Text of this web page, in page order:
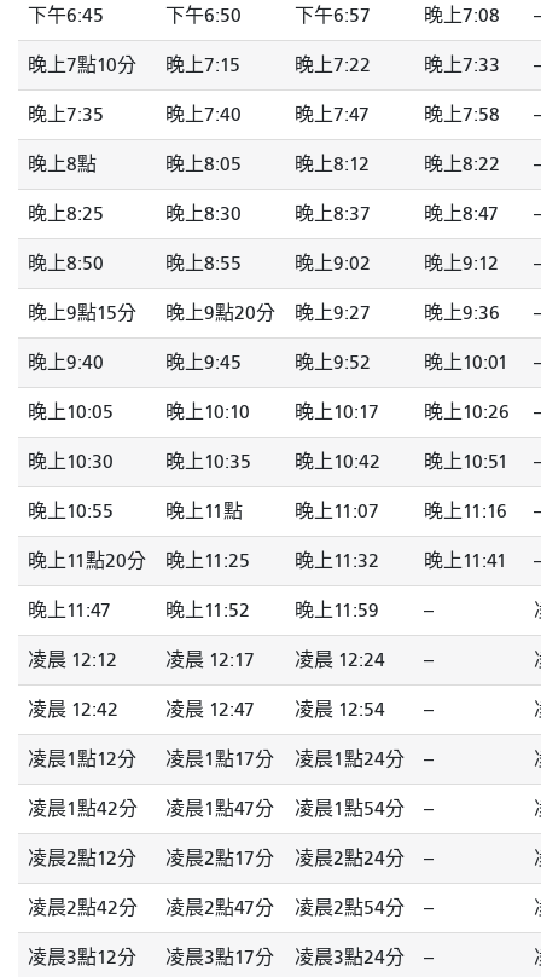
下午6:45 下午6:50 下午6:57 晚上7:08
晚上7點10分 晚上7:15 晚上7:22 晚上7:33
晚上7:35 晚上7:40 晚上7:47 晚上7:58
晚上8點 晚上8:05 晚上8:12 晚上8:22
晚上8:25 晚上8:30 晚上8:37 晚上8:47
晚上8:50 晚上8:55 晚上9:02 晚上9:12
晚上9點15分 晚上9點20分 晚上9:27 晚上9:36
晚上9:40 晚上9:45 晚上9:52 晚上10:01
晚上10:05 晚上10:10 晚上10:17 晚上10:26
晚上10:30 晚上10:35 晚上10:42 晚上10:51
晚上10:55 晚上11點 晚上11:07 晚上11:16
晚上11點20分 晚上11:25 晚上11:32 晚上11:41
晚上11:47 晚上11:52 晚上11:59 --
凌晨 12:12 凌晨 12:17 凌晨 12:24 --
凌晨 12:42 凌晨 12:47 凌晨 12:54 --
凌晨1點12分 凌晨1點17分 凌晨1點24分 --
凌晨1點42分 凌晨1點47分 凌晨1點54分 --
凌晨2點12分 凌晨2點17分 凌晨2點24分 --
凌晨2點42分 凌晨2點47分 凌晨2點54分 --
凌晨3點12分 凌晨3點17分 凌晨3點24分 --